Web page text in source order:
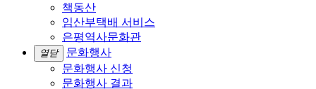
책동산
임산부택배 서비스
은평역사문화관
열닫
문화행사
문화행사 신청
문화행사 결과